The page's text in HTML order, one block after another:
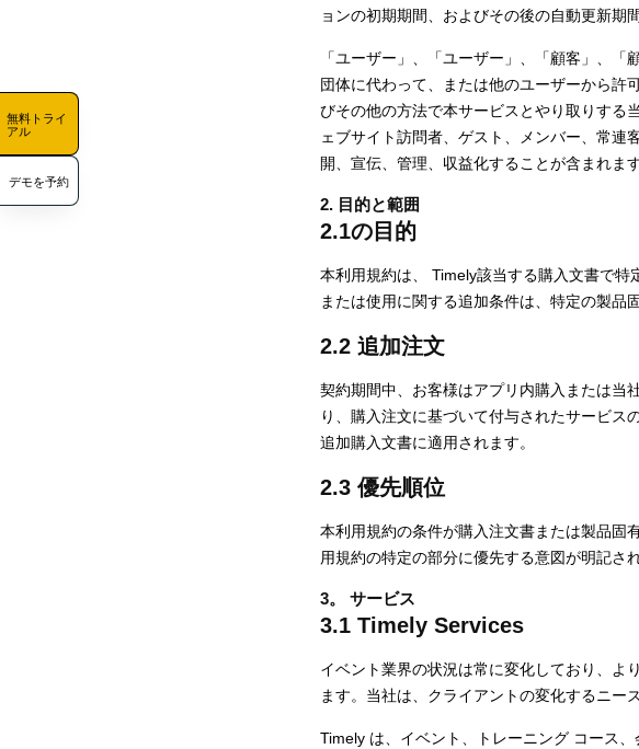
無料トライ
アル
デモを予約
ョンの初期期間、およびその後の自動更新期
「ユーザー」、「ユーザー」、「顧客」、
団体に代わって、または他のユーザーから許
びその他の方法で本サービスとやり取りする
ェブサイト訪問者、ゲスト、メンバー、常
開、宣伝、管理、収益化することが含まれま
2. 目的と範囲
2.1の目的
本利用規約は、 Timely該当する購入文書で
または使用に関する追加条件は、特定の製品
2.2 追加注文
契約期間中、お客様はアプリ内購入または当
り、購入注文に基づいて付与されたサービ
追加購入文書に適用されます。
2.3 優先順位
本利用規約の条件が購入注文書または製品固
用規約の特定の部分に優先する意図が明記さ
3。 サービス
3.1 Timely Services
イベント業界の状況は常に変化しており、よ
ます。当社は、クライアントの変化するニー
Timely は、イベント、トレーニング コース